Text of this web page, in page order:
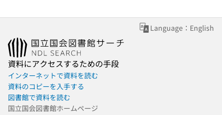
Language：English
資料にアクセスするための手段
インターネットで資料を読む
資料のコピーを入手する
図書館で資料を読む
国立国会図書館ホームページ